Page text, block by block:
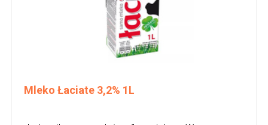
Mleko Łaciate 3,2% 1L